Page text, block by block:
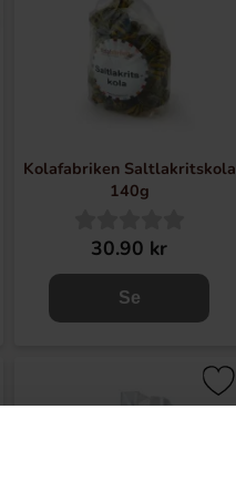
Kolafabriken Saltlakritskola
140g
30.90 kr
Se